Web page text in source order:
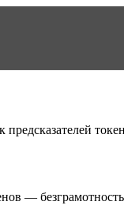
— безграмотность